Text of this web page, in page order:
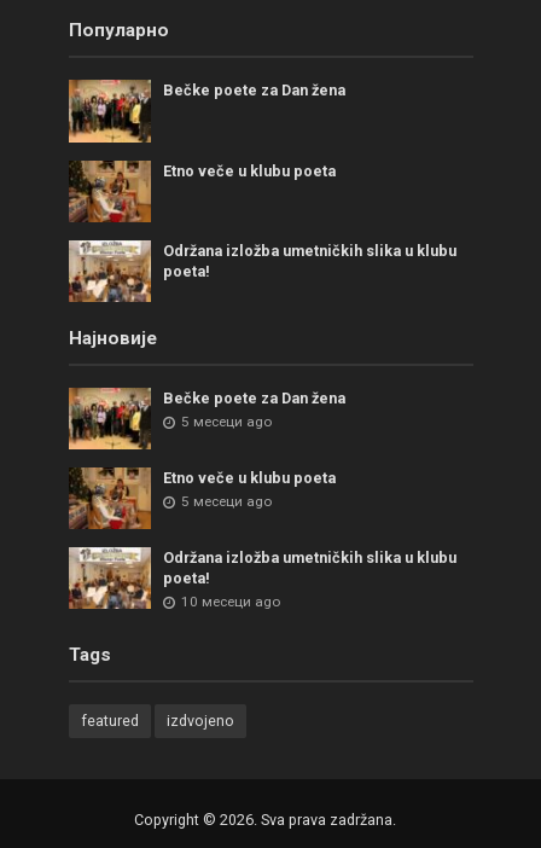
Популарно
Bečke poete za Dan žena
Etno veče u klubu poeta
Održana izložba umetničkih slika u klubu
poeta!
Најновије
Bečke poete za Dan žena
5 месеци ago
Etno veče u klubu poeta
5 месеци ago
Održana izložba umetničkih slika u klubu
poeta!
10 месеци ago
Tags
featured izdvojeno
Copyright © 2026. Sva prava zadržana.